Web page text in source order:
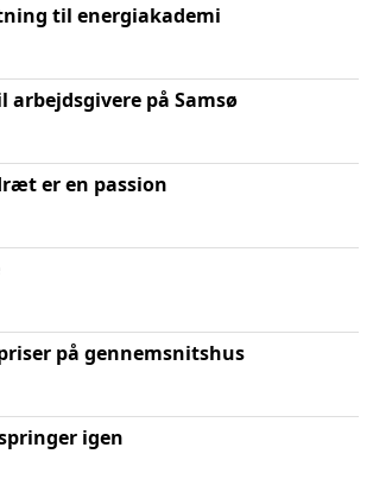
til energiakademi
arbejdsgivere på Samsø
er en passion
på gennemsnitshus
igen